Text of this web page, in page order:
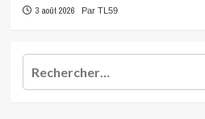
3 août 2026 Par TL59